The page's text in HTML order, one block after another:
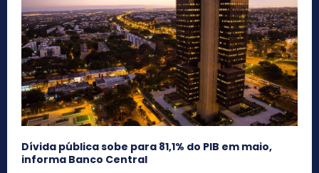
Dívida pública sobe para 81,1% do PIB em maio,
informa Banco Central